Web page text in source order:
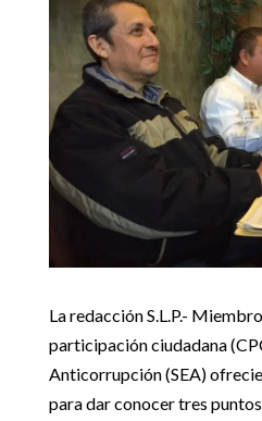
Inicio 5 Uncategorized 5
Comité de Participación
actos del gobernador
Uncategorized
La redacción S.L.P.-
participación ciudadana
Anticorrupción (SEA)
para dar conocer tres